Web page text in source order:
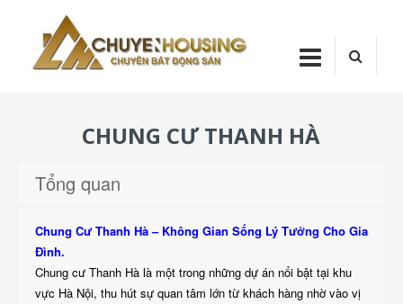
CHUNG CƯ THANH HÀ
Tổng quan
Chung Cư Thanh Hà – Không Gian Sống Lý Tưởng Cho Gia
Đình.
Chung cư Thanh Hà là một trong những dự án nổi bật tại khu
vực Hà Nội, thu hút sự quan tâm lớn từ khách hàng nhờ vào vị